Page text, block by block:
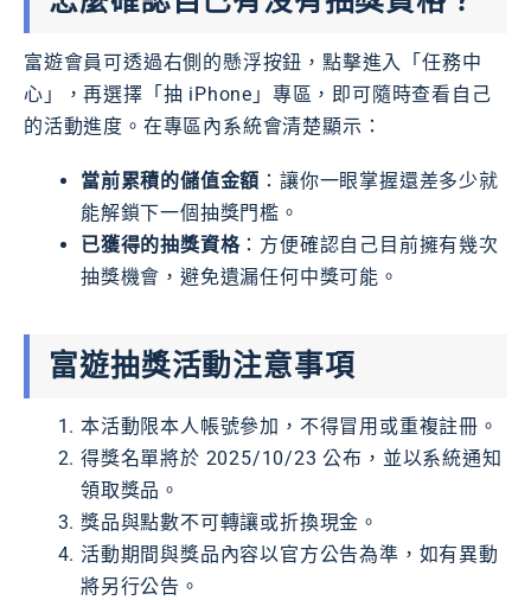
富遊會員可透過右側的懸浮按鈕，點擊進入「任務中
心」，再選擇「抽 iPhone」專區，即可隨時查看自己
的活動進度。在專區內系統會清楚顯示：
當前累積的儲值金額 ：讓你一眼掌握還差多少就
能解鎖下一個抽獎門檻。
已獲得的抽獎資格：方便確認自己目前擁有幾次
抽獎機會，避免遺漏任何中獎可能。
富遊抽獎活動注意事項
本活動限本人帳號參加，不得冒用或重複註冊。
得獎名單將於 2025/10/23 公布，並以系統通知
領取獎品。
獎品與點數不可轉讓或折換現金。
活動期間與獎品內容以官方公告為準，如有異動
將另行公告。